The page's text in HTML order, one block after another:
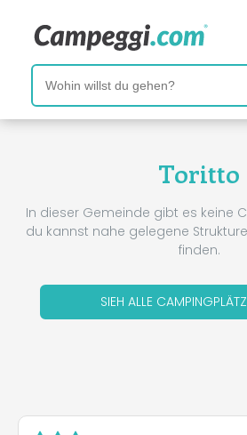
Toritto
In dieser Gemeinde gibt es keine
du kannst nahe gelegene
finden.
SIEH ALLE